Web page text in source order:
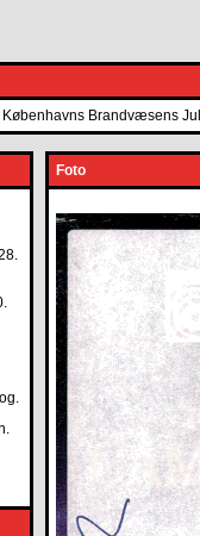
Brandvæsens
Foto